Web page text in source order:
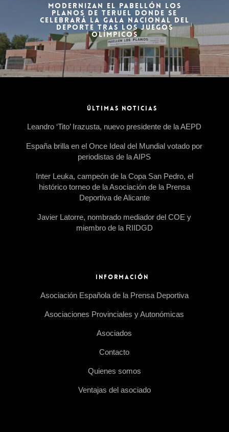
MODERNIZAN EL PABELLÓN LOS
PLANOS DE TERUEL DONDE SE
CELEBRARÁ LA GALA NACIONAL DEL
DEPORTE TRAS LOS JUEGOS
OLÍMPICOS
ÚLTIMAS NOTICIAS
Leandro ‘Tito’ Irazusta, nuevo presidente de la AEPD
España brilla en el Once Ideal del Mundial votado por
periodistas de la AIPS
Inter Leuka, campeón de la Copa San Pedro, el
histórico torneo de la Asociación de la Prensa
Deportiva de Alicante
Javier Latorre, nombrado mediador del COE y
miembro de la RIIDGD
INFORMACIÓN
Asociación Española de la Prensa Deportiva
Asociaciones Provinciales y Autonómicas
Asociados
Contacto
Quienes somos
Ventajas del asociado